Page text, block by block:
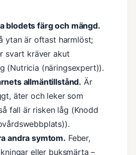
blodets färg och mängd.
ytan är oftast harmlöst;
svart kräver akut
(Nutricia (näringsexpert)).
allmäntillstånd. Är
äter och leker som
fall är risken låg (Knodd
andra symtom. Feber,
eller buksmärta –